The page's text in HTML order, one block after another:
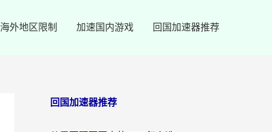
海外地区限制 加速国内游戏 回国加速器推荐
回国加速器推荐